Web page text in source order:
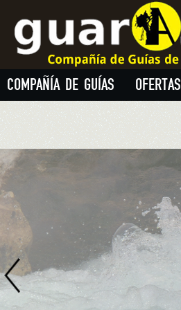
COMPAÑÍA DE GUÍAS OFERTAS